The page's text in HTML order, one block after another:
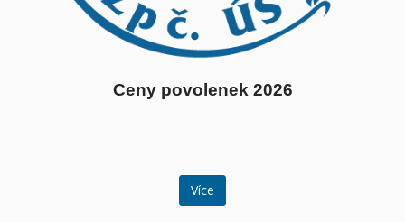
Ceny povolenek 2026
Více